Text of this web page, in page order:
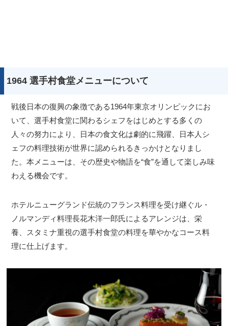
1964 選手村食堂メニューについて
戦後日本の復興の象徴である1964年東京オリンピックにお
いて、選手村食堂に関わるシェフをはじめとする多くの
人々の努力により、日本の食文化は劇的に飛躍、日本人シ
ェフの料理技術が世界に認められるきっかけとなりまし
た。本メニューは、その歴史や物語を“食”を通して楽しみ味
わえる機会です。
ホテルニューグランド伝統のフランス料理を受け継ぐル・
ノルマンディ料理長花木洋一郎氏によるアレンジは、栄
養、スタミナ重視の選手村食堂の料理を華やかなコース料
理に仕上げます。